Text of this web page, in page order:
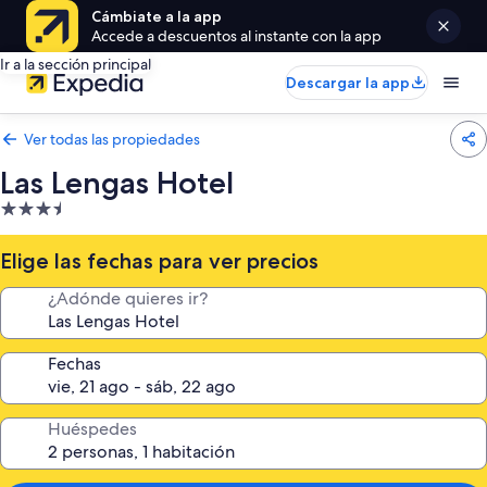
Cámbiate a la app
Accede a descuentos al instante con la app
Ir a la sección principal
Descargar la app
Ver todas las propiedades
Las Lengas Hotel
Propiedad
de
3.5
estrellas
Elige las fechas para ver precios
¿Adónde quieres ir?
Fechas
Huéspedes